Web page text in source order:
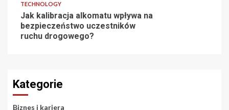
TECHNOLOGY
Jak kalibracja alkomatu wpływa na
bezpieczeństwo uczestników
ruchu drogowego?
Kategorie
Biznes i kariera